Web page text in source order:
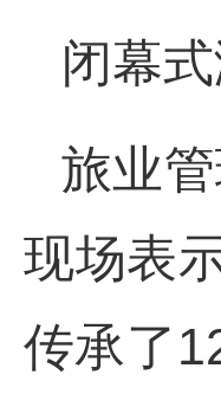
闭幕
旅业
现场表
传承了